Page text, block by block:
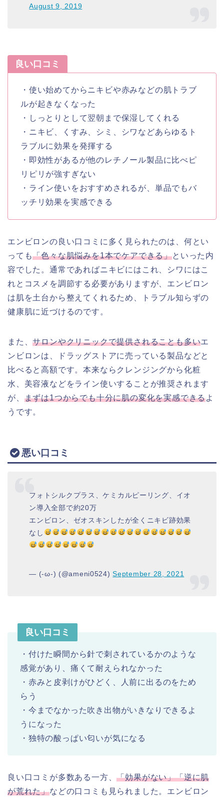
August 9, 2019
良い口コミ
・使い始めてからニキビや赤みなどの肌トラブ
ルが起きなくなった
・しっとりとして翌朝まで保湿してくれる
・ニキビ、くすみ、シミ、シワなどあらゆるト
ラブルに効果を発揮する
・即効性があるが他のレチノール製品に比べピ
リピリが強すぎない
・ライン使いをおすすめされるが、単品でもバ
ッチリ効果を実感できる
エンビロンの良い口コミに多く見られたのは、何とい
っても「色々な肌悩みを1本でケアできる」といった内
容でした。通常であればニキビにはこれ、シワにはこ
れとコスメを調節する必要がありますが、エンビロン
は肌を土台から整えてくれるため、トラブル知らずの
健康肌に近づけるのです。
また、サロンやクリニックで提供されることも多いエ
ンビロンは、ドラッグストアに売っている製品などと
比べると高額です。本来ならクレンジングから化粧
水、美容液などをライン使いすることが推奨されます
が、 まずは1つからでも十分に肌の変化を実感できるよ
うです。
悪い口コミ
フォトシルクプラス、ケミカルピーリング、イオ
ン導入全部で約20万
エンビロン、ゼオスキンしたが全くニキビ跡効果
なし
— (-ω-) (@ameni0524)September 28, 2021
良い口コミ
・付けた瞬間から針で刺されているかのような
感覚があり、痛くて耐えられなかった
・赤みと皮剥けがひどく、人前に出るのをため
らう
・今までなかった吹き出物がいきなりできるよ
うになった
・独特の酸っぱい匂いが気になる
良い口コミが多数ある一方、「効果がない」「逆に肌
が荒れた」などの口コミも見られました。エンビロン